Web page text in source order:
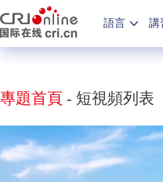
語言 講
專題首頁 - 短視頻列表